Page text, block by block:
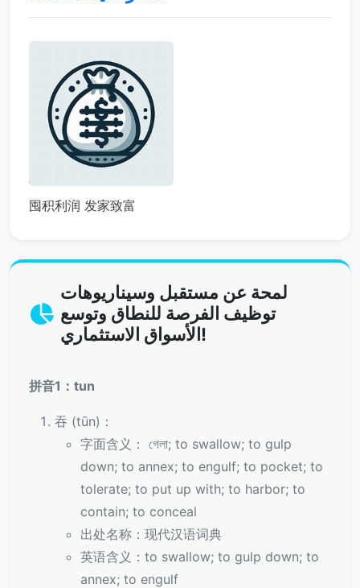
囤积利润 发家致富
لمحة عن مستقبل وسيناريوهات
توظيف الفرصة للنطاق وتوسع
الأسواق الاستثماري!
拼音1：tun
吞 (tūn)：
字面含义： গেলা; to swallow; to gulp
down; to annex; to engulf; to pocket; to
tolerate; to put up with; to harbor; to
contain; to conceal
出处名称：现代汉语词典
英语含义：to swallow; to gulp down; to
annex; to engulf